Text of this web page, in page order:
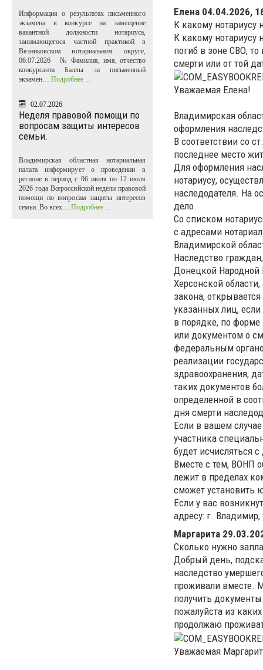
Информация о результатах письменного
экзамена в конкурсе на замещение
вакантной должности нотариуса,
занимающегося частной практикой в
Вязниковском нотариальном округе,
06.07.2026 № Фамилия, имя, отчество
конкурсанта Баллы за письменный
экзамен… Подробнее ...
02.07.2026
Неделя правовой помощи по
вопросам защиты интересов
семьи.
Владимирская областная нотариальная
палата информирует о проведении в
регионе в период с 06 июля по 12 июля
2026 года Всероссийской недели правовой
помощи по вопросам защиты интересов
семьи. Во всех… Подробнее ...
Елена 04.04.2026,
К какому нотариусу
К какому нотариусу
погиб в зоне СВО,
смерти или от той
Уважаемая Елена!
Владимирская
оформления
В соответствии со
последнее место
Для оформления
нотариусу,
наследодателя. На
дело.
Со списком
с адресами
Владимирской
Наследство
Донецкой Народной
Херсонской
закона,
указанных лиц,
в порядке, по
или документом о
федеральным
реализации
здравоохранения,
таких документов
определенной в
дня смерти
Если в вашем
участника
будет исчисляться
Вместе с тем, ВОНП
лежит в пределах
сможет
Если у вас
адресу: г. Владимир,
Маргарита
Сколько нужно
Добрый день,
наследство
проживали вместе.
получить
пожалуйста из
продолжаю
Уважаемая